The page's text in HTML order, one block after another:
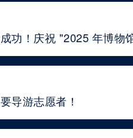
功！庆祝 "2025 年博物
导游志愿者！